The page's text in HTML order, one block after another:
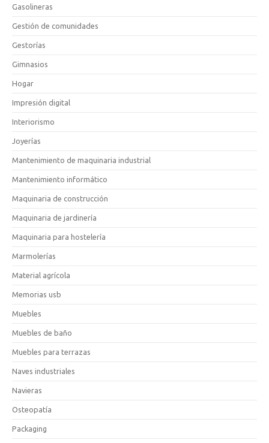
Gasolineras
Gestión de comunidades
Gestorías
Gimnasios
Hogar
Impresión digital
Interiorismo
Joyerías
Mantenimiento de maquinaria industrial
Mantenimiento informático
Maquinaria de construcción
Maquinaria de jardinería
Maquinaria para hostelería
Marmolerías
Material agrícola
Memorias usb
Muebles
Muebles de baño
Muebles para terrazas
Naves industriales
Navieras
Osteopatía
Packaging